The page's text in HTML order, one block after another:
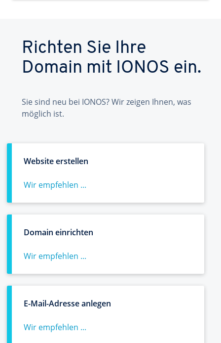
Richten Sie Ihre
Domain mit IONOS ein.
Sie sind neu bei IONOS? Wir zeigen Ihnen, was
möglich ist.
Website erstellen
Wir empfehlen ...
Domain einrichten
Wir empfehlen ...
E-Mail-Adresse anlegen
Wir empfehlen ...